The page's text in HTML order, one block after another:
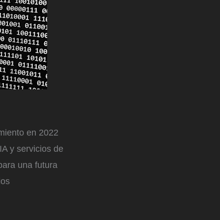
en 2022
y servicios de
una futura